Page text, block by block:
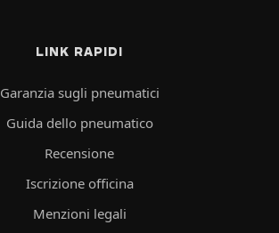
LINK RAPIDI
Garanzia sugli pneumatici
Guida dello pneumatico
Recensione
Iscrizione officina
Menzioni legali